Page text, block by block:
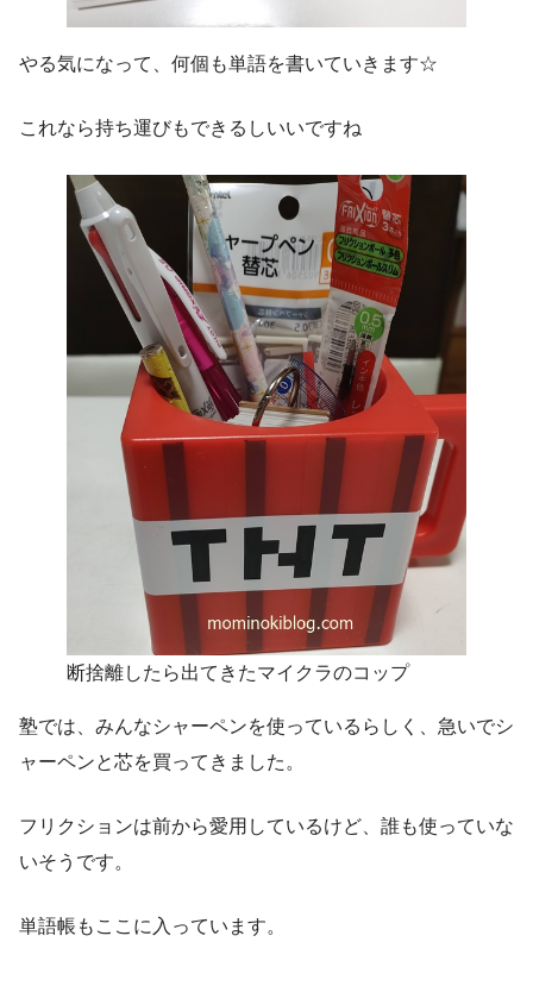
やる気になって、何個も単語を書いていきます☆
これなら持ち運びもできるしいいですね
断捨離したら出てきたマイクラのコップ
塾では、みんなシャーペンを使っているらしく、急いでシ
ャーペンと芯を買ってきました。
フリクションは前から愛用しているけど、誰も使っていな
いそうです。
単語帳もここに入っています。